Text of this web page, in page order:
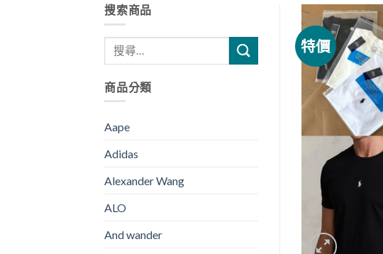
特價
搜索商品
商品分類
Aape
Adidas
Alexander Wang
ALO
And wander